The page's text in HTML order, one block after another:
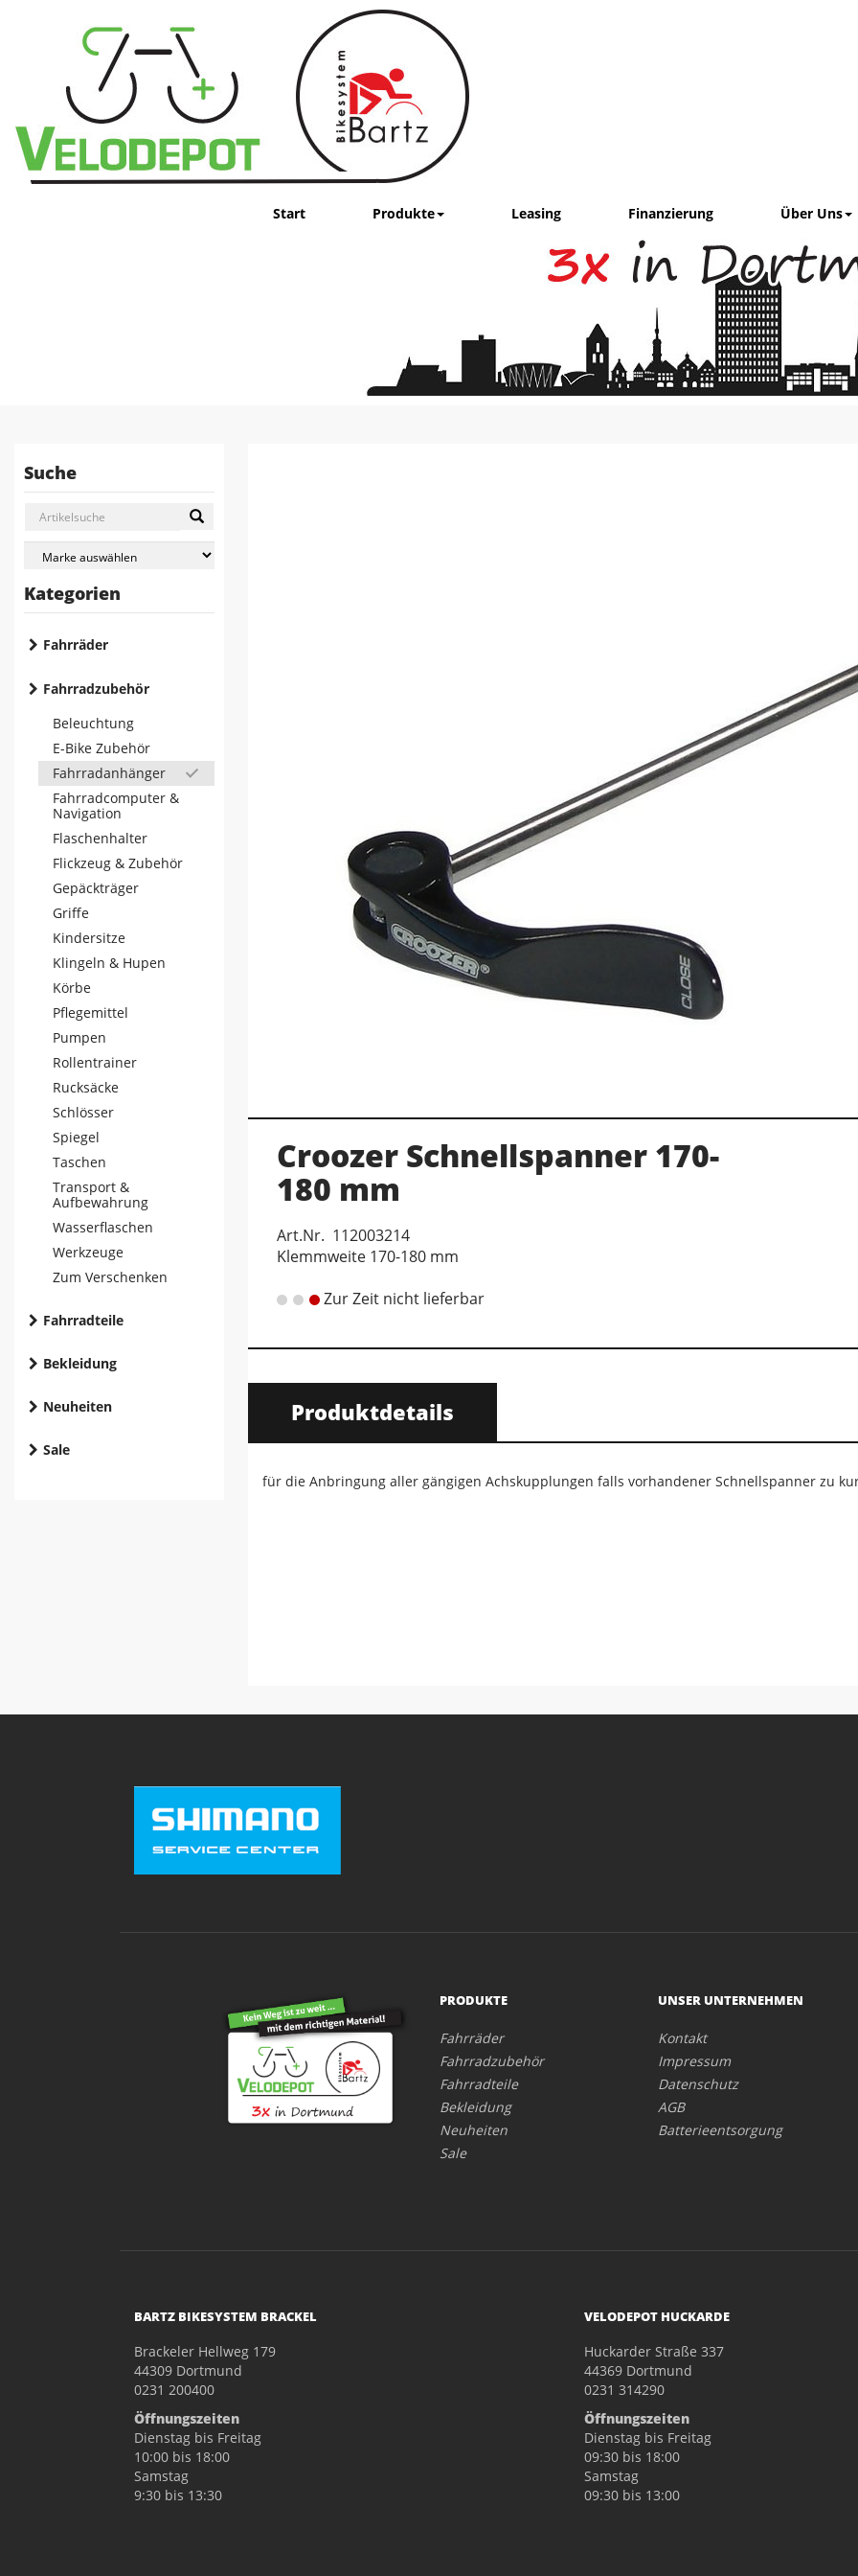
Start Produkte Leasing Finanzierung Über Uns
Suche
Kategorien
Fahrräder
Fahrradzubehör
Beleuchtung
E-Bike Zubehör
Fahrradanhänger
Fahrradcomputer &
Navigation
Flaschenhalter
Flickzeug & Zubehör
Gepäckträger
Griffe
Kindersitze
Klingeln & Hupen
Körbe
Pflegemittel
Pumpen
Rollentrainer
Rucksäcke
Schlösser
Spiegel
Taschen
Transport &
Aufbewahrung
Wasserflaschen
Werkzeuge
Zum Verschenken
Fahrradteile
Bekleidung
Neuheiten
Sale
Croozer Schnellspanner 170-
180 mm
Art.Nr. 112003214
Klemmweite 170-180 mm
Zur Zeit nicht lieferbar
Produktdetails
für die Anbringung aller gängigen Achskupplungen falls vorhandener Schnellspanner zu
PRODUKTE
Fahrräder
Fahrradzubehör
Fahrradteile
Bekleidung
Neuheiten
Sale
UNSER UNTERNEHMEN
Kontakt
Impressum
Datenschutz
AGB
Batterieentsorgung
BARTZ BIKESYSTEM BRACKEL
Brackeler Hellweg 179
44309 Dortmund
0231 200400
Öffnungszeiten
Dienstag bis Freitag
10:00 bis 18:00
Samstag
9:30 bis 13:30
VELODEPOT HUCKARDE
Huckarder Straße 337
44369 Dortmund
0231 314290
Öffnungszeiten
Dienstag bis Freitag
09:30 bis 18:00
Samstag
09:30 bis 13:00